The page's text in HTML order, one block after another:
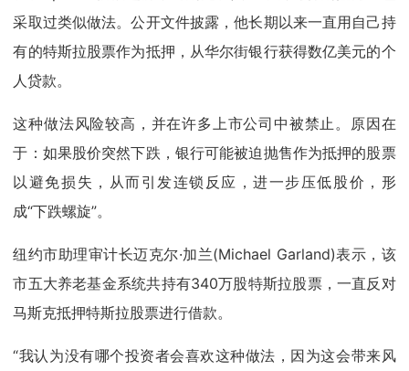
采取过类似做法。公开文件披露，他长期以来一直用自己持
有的特斯拉股票作为抵押，从华尔街银行获得数亿美元的个
人贷款。
这种做法风险较高，并在许多上市公司中被禁止。原因在
于：如果股价突然下跌，银行可能被迫抛售作为抵押的股票
以避免损失，从而引发连锁反应，进一步压低股价，形
成“下跌螺旋”。
纽约市助理审计长迈克尔·加兰(Michael Garland)表示，该
市五大养老基金系统共持有340万股特斯拉股票，一直反对
马斯克抵押特斯拉股票进行借款。
“我认为没有哪个投资者会喜欢这种做法，因为这会带来风